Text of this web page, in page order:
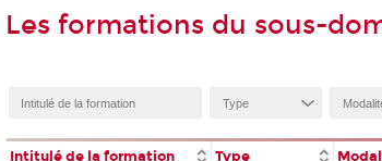
Les formations du sous-
Intitulé de la formation Type